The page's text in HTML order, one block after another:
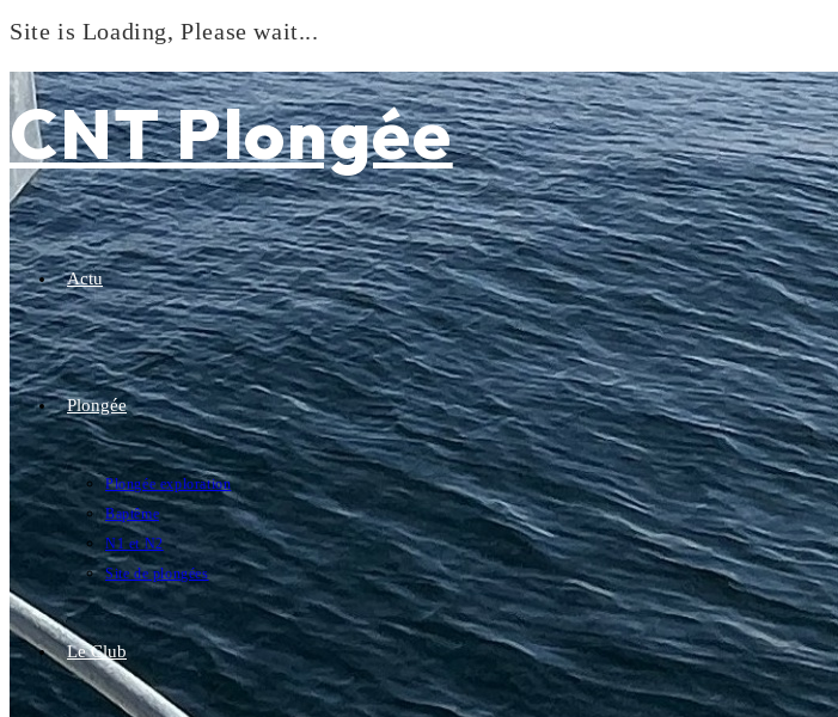
Site is Loading, Please wait...
to
content
CNT Plongée
Actu
Plongée
Plongée exploration
Baptême
N1 et N2
Site de plongées
Le Club